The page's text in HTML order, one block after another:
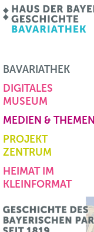
BAVARIATHEK
DIGITALES
MUSEUM
MEDIEN & THEMEN
PROJEKT
ZENTRUM
HEIMAT IM
KLEINFORMAT